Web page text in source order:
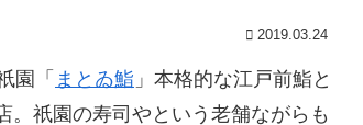
2019.03.24
園「 まとゐ鮨 」本格的な江戸前鮨と
祇園の寿司やという老舗ながらも